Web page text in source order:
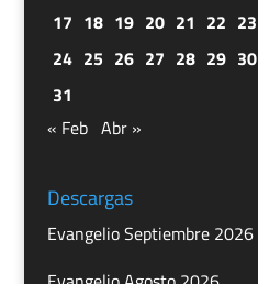
17 18 19 20 21 22 23
24 25 26 27 28 29 30
31
« Feb Abr »
Descargas
Evangelio Septiembre 2026